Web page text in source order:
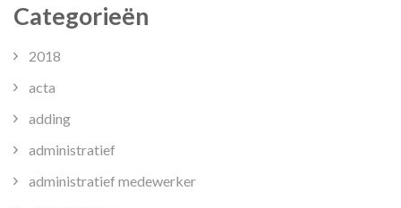
Categorieën
2018
acta
adding
administratief
administratief medewerker